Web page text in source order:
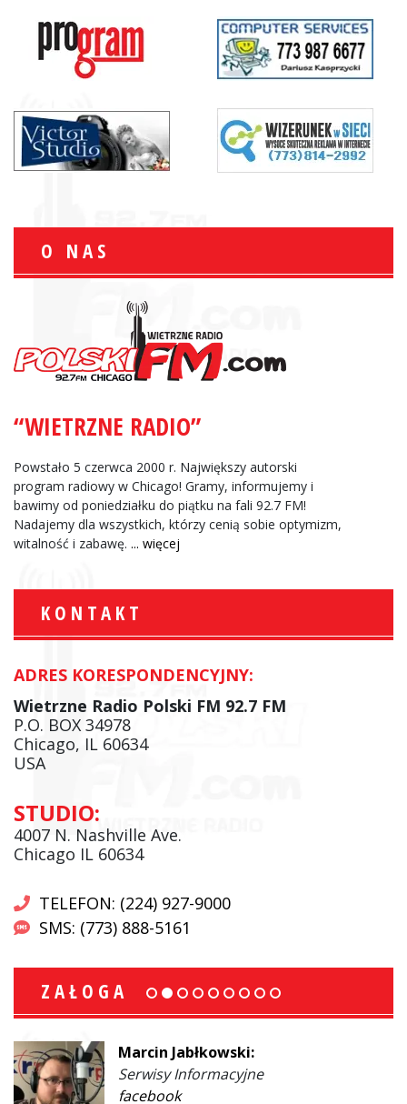
O NAS
“WIETRZNE RADIO”
Powstało 5 czerwca 2000 r. Największy autorski
program radiowy w Chicago! Gramy, informujemy i
bawimy od poniedziałku do piątku na fali 92.7 FM!
Nadajemy dla wszystkich, którzy cenią sobie optymizm,
witalność i zabawę. ... więcej
KONTAKT
ADRES KORESPONDENCYJNY:
Wietrzne Radio Polski FM 92.7 FM
P.O. BOX 34978
Chicago, IL 60634
USA
STUDIO:
4007 N. Nashville Ave.
Chicago IL 60634
TELEFON: (224) 927-9000
SMS: (773) 888-5161
ZAŁOGA
Marcin Jabłkowski:
Serwisy Informacyjne
facebook